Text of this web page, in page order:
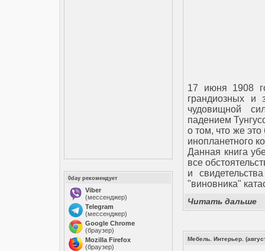
0day рекомендует
Viber
(мессенджер)
Telegram
(мессенджер)
Google Chrome
(браузер)
Mozilla Firefox
(браузер)
17 июня 1908
грандиозных и
чудовищной
падением
о том, что же
инопланетного
Данная книга
все
и
"виновника"
Читать дальше
Мебель. Интерьер.